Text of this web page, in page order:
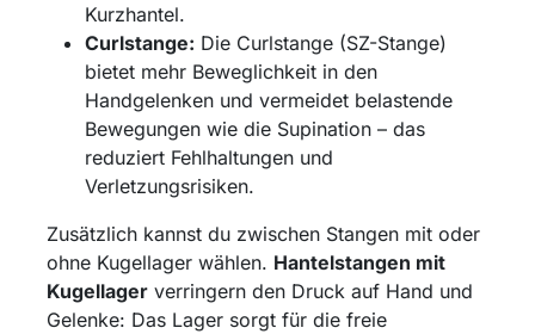
Kurzhantel.
Curlstange: Die Curlstange (SZ-Stange)
bietet mehr Beweglichkeit in den
Handgelenken und vermeidet belastende
Bewegungen wie die Supination – das
reduziert Fehlhaltungen und
Verletzungsrisiken.
Zusätzlich kannst du zwischen Stangen mit oder
ohne Kugellager wählen. Hantelstangen mit
Kugellager verringern den Druck auf Hand und
Gelenke: Das Lager sorgt für die freie